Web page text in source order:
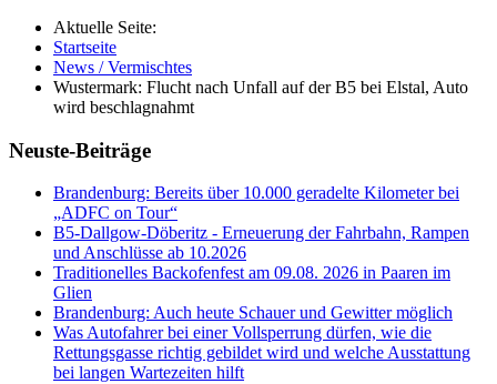
Aktuelle Seite:
Startseite
News / Vermischtes
Wustermark: Flucht nach Unfall auf der B5 bei Elstal, Auto
wird beschlagnahmt
Neuste-Beiträge
Brandenburg: Bereits über 10.000 geradelte Kilometer bei
„ADFC on Tour“
B5-Dallgow-Döberitz - Erneuerung der Fahrbahn, Rampen
und Anschlüsse ab 10.2026
Traditionelles Backofenfest am 09.08. 2026 in Paaren im
Glien
Brandenburg: Auch heute Schauer und Gewitter möglich
Was Autofahrer bei einer Vollsperrung dürfen, wie die
Rettungsgasse richtig gebildet wird und welche Ausstattung
bei langen Wartezeiten hilft